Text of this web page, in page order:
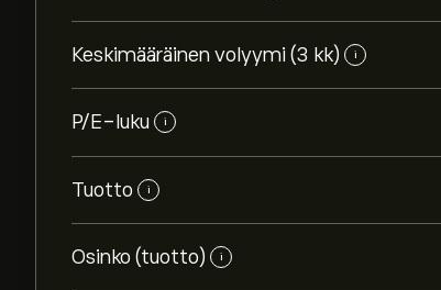
Keskimääräinen volyymi (3 kk) i
P/E-luku i
Tuotto i
Osinko (tuotto) i